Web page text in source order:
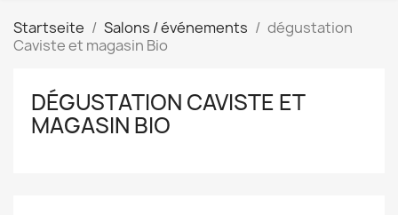
Startseite Salons / événements
dégustation
Caviste et magasin Bio
DÉGUSTATION CAVISTE ET
MAGASIN BIO